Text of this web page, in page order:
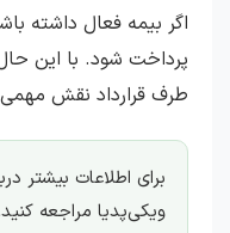
اگر بیمه فعال داشته
پرداخت شود. با این
طرف قرارداد نقش
برای اطلاعات بیشتر
ویکی‌پدیا مراجعه